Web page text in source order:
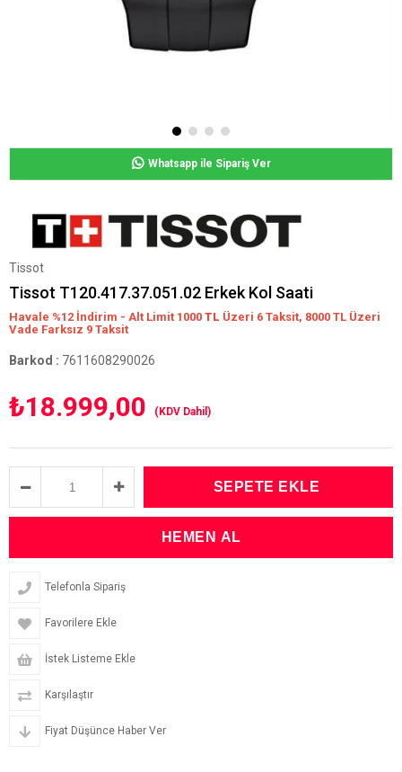
Whatsapp ile Sipariş Ver
Tissot
Tissot T120.417.37.051.02 Erkek Kol Saati
Havale %12 İndirim - Alt Limit 1000 TL Üzeri 6 Taksit, 8000 TL Üzeri
Vade Farksız 9 Taksit
Barkod : 7611608290026
₺18.999,00 (KDV Dahil)
Telefonla Sipariş
Favorilere Ekle
İstek Listeme Ekle
Karşılaştır
Fiyat Düşünce Haber Ver